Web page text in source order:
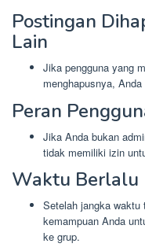
Postingan
Lain
Jika pengguna yang
menghapusnya,
Peran
Jika Anda bukan
tidak memiliki izin
Waktu Berlalu
Setelah jangka
kemampuan Anda
ke grup.